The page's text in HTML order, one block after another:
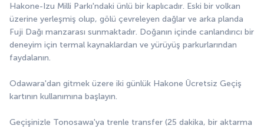
Hakone-Izu Milli Parkı'ndaki ünlü bir kaplıcadır. Eski bir volkan
üzerine yerleşmiş olup, gölü çevreleyen dağlar ve arka planda
Fuji Dağı manzarası sunmaktadır. Doğanın içinde canlandırıcı bir
deneyim için termal kaynaklardan ve yürüyüş parkurlarından
faydalanın.
Odawara'dan gitmek üzere iki günlük Hakone Ücretsiz Geçiş
kartının kullanımına başlayın.
Geçişinizle Tonosawa'ya trenle transfer (25 dakika, bir aktarma